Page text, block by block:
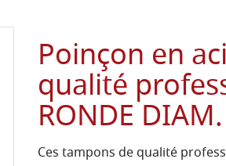
Poinçon en
qualité
RONDE
Ces tampons de qualité